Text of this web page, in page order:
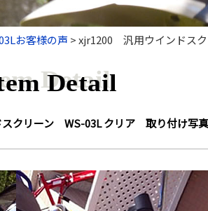
お客様の声 >xjr1200 汎用ウインドス
Detail
クリーン WS-03L クリア 取り付け写真